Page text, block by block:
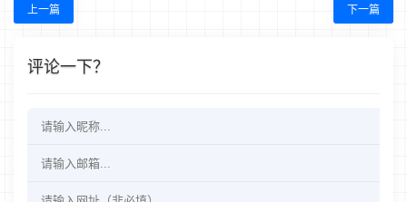
上一篇 下一篇
评论一下？